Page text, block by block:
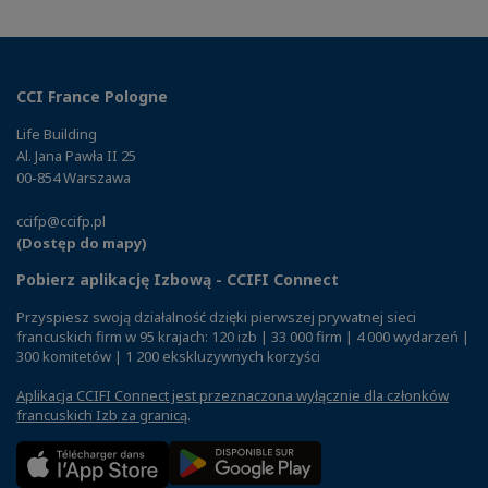
CCI France Pologne
Life Building
Al. Jana Pawła II 25
00-854 Warszawa
ccifp@ccifp.pl
(Dostęp do mapy)
Pobierz aplikację Izbową - CCIFI Connect
Przyspiesz swoją działalność dzięki pierwszej prywatnej sieci
francuskich firm w 95 krajach: 120 izb | 33 000 firm | 4 000 wydarzeń |
300 komitetów | 1 200 ekskluzywnych korzyści
Aplikacja CCIFI Connect jest przeznaczona wyłącznie dla członków
francuskich Izb za granicą.